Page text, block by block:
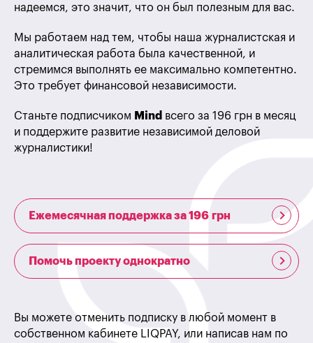
надеемся, это значит, что он был полезным для вас.
Мы работаем над тем, чтобы наша журналистская и
аналитическая работа была качественной, и
стремимся выполнять ее максимально компетентно.
Это требует финансовой независимости.
Станьте подписчиком Mind всего за 196 грн в месяц
и поддержите развитие независимой деловой
журналистики!
Ежемесячная поддержка за 196 грн
Помочь проекту однократно
Вы можете отменить подписку в любой момент в
собственном кабинете LIQPAY, или написав нам по